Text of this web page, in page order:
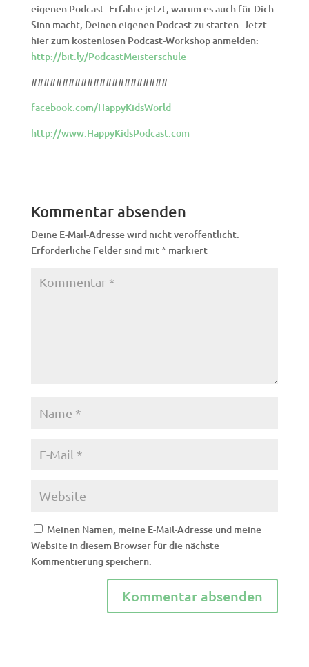
eigenen Podcast. Erfahre jetzt, warum es auch für Dich
Sinn macht, Deinen eigenen Podcast zu starten. Jetzt
hier zum kostenlosen Podcast-Workshop anmelden:
http://bit.ly/PodcastMeisterschule
######################
facebook.com/HappyKidsWorld
http://www.HappyKidsPodcast.com
Kommentar absenden
Deine E-Mail-Adresse wird nicht veröffentlicht.
Erforderliche Felder sind mit* markiert
Meinen Namen, meine E-Mail-Adresse und meine
Website in diesem Browser für die nächste
Kommentierung speichern.